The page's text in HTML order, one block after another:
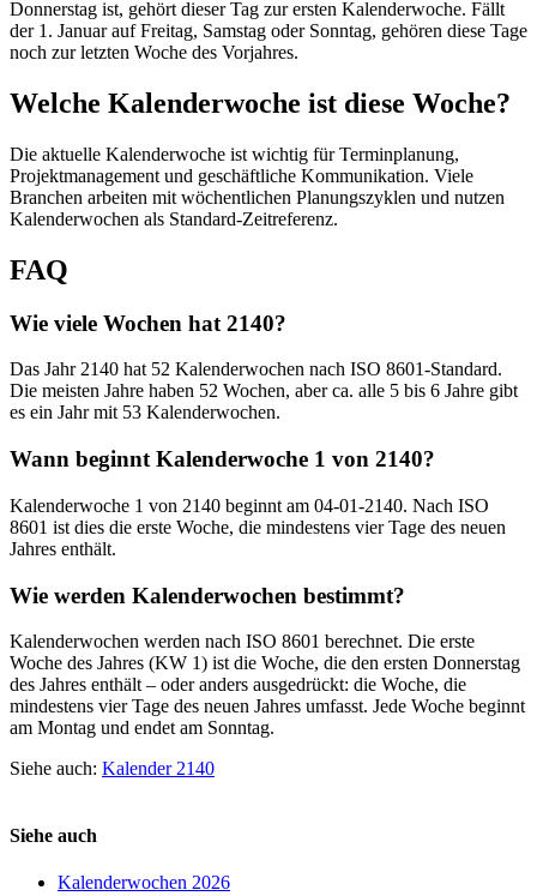
Donnerstag ist, gehört dieser Tag zur ersten Kalenderwoche. Fällt
der 1. Januar auf Freitag, Samstag oder Sonntag, gehören diese Tage
noch zur letzten Woche des Vorjahres.
Welche Kalenderwoche ist diese Woche?
Die aktuelle Kalenderwoche ist wichtig für Terminplanung,
Projektmanagement und geschäftliche Kommunikation. Viele
Branchen arbeiten mit wöchentlichen Planungszyklen und nutzen
Kalenderwochen als Standard-Zeitreferenz.
FAQ
Wie viele Wochen hat 2140?
Das Jahr 2140 hat 52 Kalenderwochen nach ISO 8601-Standard.
Die meisten Jahre haben 52 Wochen, aber ca. alle 5 bis 6 Jahre gibt
es ein Jahr mit 53 Kalenderwochen.
Wann beginnt Kalenderwoche 1 von 2140?
Kalenderwoche 1 von 2140 beginnt am 04-01-2140. Nach ISO
8601 ist dies die erste Woche, die mindestens vier Tage des neuen
Jahres enthält.
Wie werden Kalenderwochen bestimmt?
Kalenderwochen werden nach ISO 8601 berechnet. Die erste
Woche des Jahres (KW 1) ist die Woche, die den ersten Donnerstag
des Jahres enthält – oder anders ausgedrückt: die Woche, die
mindestens vier Tage des neuen Jahres umfasst. Jede Woche beginnt
am Montag und endet am Sonntag.
Siehe auch: Kalender 2140
Siehe auch
Kalenderwochen 2026